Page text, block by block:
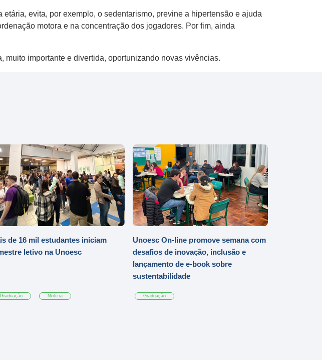
evita, por exemplo, o sedentarismo, previne a hipertensão e ajuda
motora e na concentração dos jogadores. Por fim, ainda
importante e divertida, oportunizando novas vivências.
de 16 mil estudantes iniciam
letivo na Unoesc
Graduação Notícia
Unoesc On-line promove semana com
desafios de inovação, inclusão e
lançamento de e-book sobre
sustentabilidade
Graduação